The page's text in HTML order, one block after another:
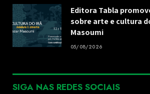
Editora Tabla
sobre arte e cultura
Masoumi
05/08/2026
SIGA NAS REDES SOCIAIS